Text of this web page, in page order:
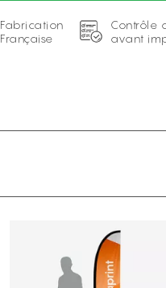
Fabrication
Française
Contrôle
avant